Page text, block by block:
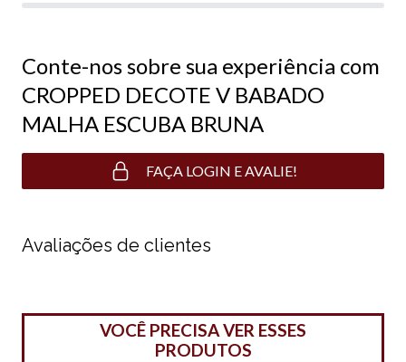
Conte-nos sobre sua experiência com
CROPPED DECOTE V BABADO
MALHA ESCUBA BRUNA
FAÇA LOGIN E AVALIE!
Avaliações de clientes
VOCÊ PRECISA VER ESSES
PRODUTOS